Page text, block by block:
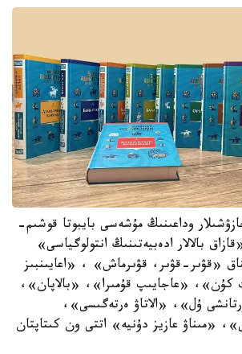
وداعىنىڭ مۇشەسى بايبوتا قوشىم-
بالالار ادەبيەتىنىڭ انتولوگياسى»
«قۋىر-قۋىر، قۋىرماش» ، «اعايىنبىز
كۇن»، «عاجايىپ قۇمىرا»، «بالاپان»،
ۇل»، «الاتاۋ ەرتەگىسى»،
«مىناۋ عازيز دۇنيە» اتتى ون كىتاپتان